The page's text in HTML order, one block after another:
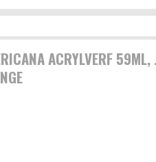
ACRYLVERF 59ML,